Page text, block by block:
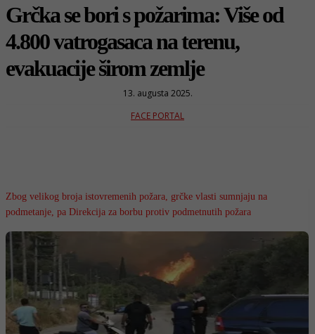
Grčka se bori s požarima: Više od
4.800 vatrogasaca na terenu,
evakuacije širom zemlje
13. augusta 2025.
FACE PORTAL
Zbog velikog broja istovremenih požara, grčke vlasti sumnjaju na
podmetanje, pa Direkcija za borbu protiv podmetnutih požara